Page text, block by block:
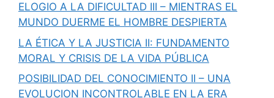
ELOGIO A LA DIFICULTAD III – MIENTRAS EL
MUNDO DUERME EL HOMBRE DESPIERTA
LA ÉTICA Y LA JUSTICIA II: FUNDAMENTO
MORAL Y CRISIS DE LA VIDA PÚBLICA
POSIBILIDAD DEL CONOCIMIENTO II – UNA
EVOLUCION INCONTROLABLE EN LA ERA